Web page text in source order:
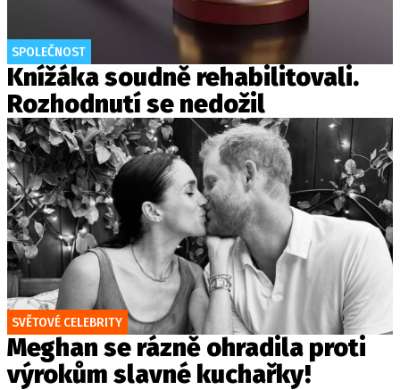
SPOLEČNOST
Knížáka soudně rehabilitovali.
Rozhodnutí se nedožil
SVĚTOVÉ CELEBRITY
Meghan se rázně ohradila proti
výrokům slavné kuchařky!